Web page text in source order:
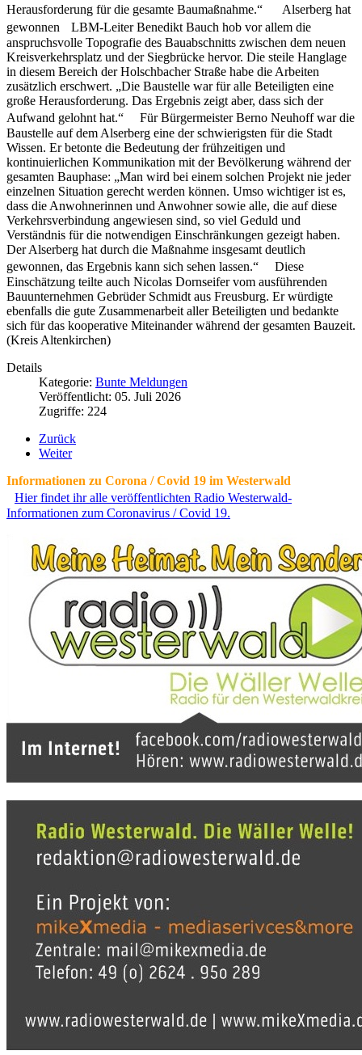
Herausforderung für die gesamte Baumaßnahme.“ Alserberg hat
gewonnen LBM-Leiter Benedikt Bauch hob vor allem die
anspruchsvolle Topografie des Bauabschnitts zwischen dem neuen
Kreisverkehrsplatz und der Siegbrücke hervor. Die steile Hanglage
in diesem Bereich der Holschbacher Straße habe die Arbeiten
zusätzlich erschwert. „Die Baustelle war für alle Beteiligten eine
große Herausforderung. Das Ergebnis zeigt aber, dass sich der
Aufwand gelohnt hat.“ Für Bürgermeister Berno Neuhoff war die
Baustelle auf dem Alserberg eine der schwierigsten für die Stadt
Wissen. Er betonte die Bedeutung der frühzeitigen und
kontinuierlichen Kommunikation mit der Bevölkerung während der
gesamten Bauphase: „Man wird bei einem solchen Projekt nie jeder
einzelnen Situation gerecht werden können. Umso wichtiger ist es,
dass die Anwohnerinnen und Anwohner sowie alle, die auf diese
Verkehrsverbindung angewiesen sind, so viel Geduld und
Verständnis für die notwendigen Einschränkungen gezeigt haben.
Der Alserberg hat durch die Maßnahme insgesamt deutlich
gewonnen, das Ergebnis kann sich sehen lassen.“ Diese
Einschätzung teilte auch Nicolas Dornseifer vom ausführenden
Bauunternehmen Gebrüder Schmidt aus Freusburg. Er würdigte
ebenfalls die gute Zusammenarbeit aller Beteiligten und bedankte
sich für das kooperative Miteinander während der gesamten Bauzeit.
(Kreis Altenkirchen)
Details
Kategorie: Bunte Meldungen
Veröffentlicht: 05. Juli 2026
Zugriffe: 224
Zurück
Weiter
Informationen zu Corona / Covid 19 im Westerwald
Hier findet ihr alle veröffentlichten Radio Westerwald-
Informationen zum Coronavirus / Covid 19.